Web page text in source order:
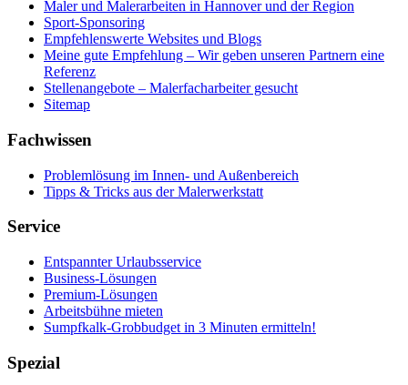
Maler und Malerarbeiten in Hannover und der Region
Sport-Sponsoring
Empfehlenswerte Websites und Blogs
Meine gute Empfehlung – Wir geben unseren Partnern eine
Referenz
Stellenangebote – Malerfacharbeiter gesucht
Sitemap
Fachwissen
Problemlösung im Innen- und Außenbereich
Tipps & Tricks aus der Malerwerkstatt
Service
Entspannter Urlaubsservice
Business-Lösungen
Premium-Lösungen
Arbeitsbühne mieten
Sumpfkalk-Grobbudget in 3 Minuten ermitteln!
Spezial